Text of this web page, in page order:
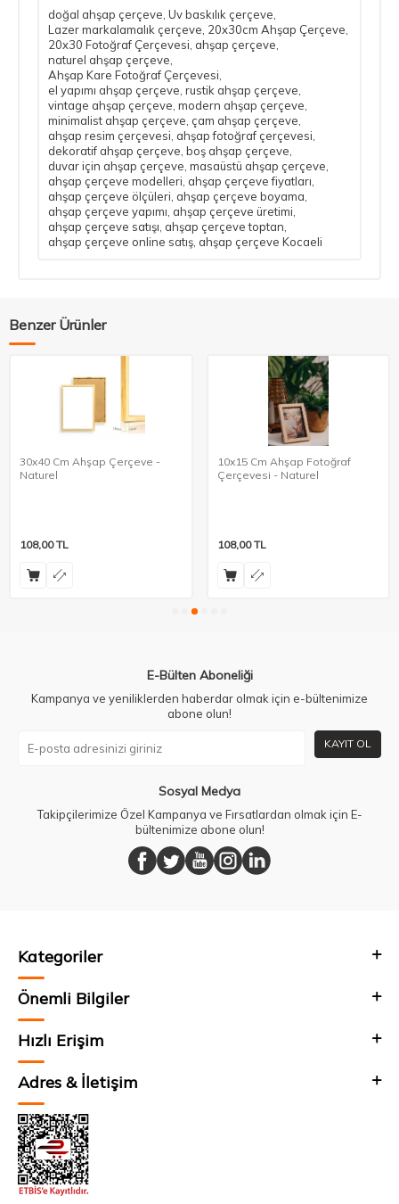
doğal ahşap çerçeve Uv baskılık çerçeve
Lazer markalamalık çerçeve 20x30cm Ahşap Çerçeve
20x30 Fotoğraf Çerçevesi ahşap çerçeve
naturel ahşap çerçeve
Ahşap Kare Fotoğraf Çerçevesi
el yapımı ahşap çerçeve​ rustik ahşap çerçeve​
vintage ahşap çerçeve​ modern ahşap çerçeve​
minimalist ahşap çerçeve​ çam ahşap çerçeve​
ahşap resim çerçevesi​ ahşap fotoğraf çerçevesi​
dekoratif ahşap çerçeve​ boş ahşap çerçeve​
duvar için ahşap çerçeve​ masaüstü ahşap çerçeve​
ahşap çerçeve modelleri​ ahşap çerçeve fiyatları​
ahşap çerçeve ölçüleri​ ahşap çerçeve boyama​
ahşap çerçeve yapımı​ ahşap çerçeve üretimi​
ahşap çerçeve satışı​ ahşap çerçeve toptan​
ahşap çerçeve online satış​ ahşap çerçeve Kocaeli​
Benzer Ürünler
30x40 Cm Ahşap Çerçeve -
Naturel
108,00TL
10x15 Cm Ahşap Fotoğraf
Çerçevesi - Naturel
108,00TL
E-Bülten Aboneliği
Kampanya ve yeniliklerden haberdar olmak için e-bültenimize
abone olun!
KAYIT OL
Sosyal Medya
Takipçilerimize Özel Kampanya ve Fırsatlardan olmak için E-
bültenimize abone olun!
Kategoriler
Önemli Bilgiler
Hızlı Erişim
Adres & İletişim